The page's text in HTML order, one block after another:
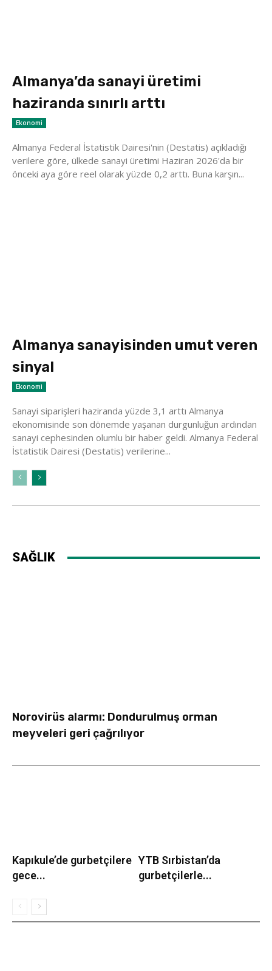
Almanya’da sanayi üretimi
haziranda sınırlı arttı
Ekonomi
Almanya Federal İstatistik Dairesi'nin (Destatis) açıkladığı
verilere göre, ülkede sanayi üretimi Haziran 2026'da bir
önceki aya göre reel olarak yüzde 0,2 arttı. Buna karşın...
Almanya sanayisinden umut veren
sinyal
Ekonomi
Sanayi siparişleri haziranda yüzde 3,1 arttı Almanya
ekonomisinde son dönemde yaşanan durgunluğun ardından
sanayi cephesinden olumlu bir haber geldi. Almanya Federal
İstatistik Dairesi (Destatis) verilerine...
SAĞLIK
Norovirüs alarmı: Dondurulmuş orman
meyveleri geri çağrılıyor
Kapıkule’de gurbetçilere
gece...
YTB Sırbistan’da
gurbetçilerle...